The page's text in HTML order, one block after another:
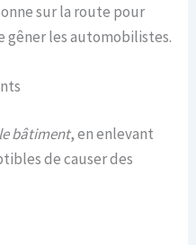
sur la route pour
les automobilistes.
bâtiment, en enlevant
de causer des